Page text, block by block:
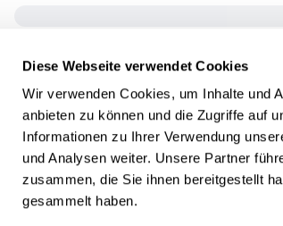
Diese Webseite verwendet Cookies
Wir verwenden Cookies, um Inhalte und
anbieten zu können und die Zugriffe auf
Informationen zu Ihrer Verwendung
und Analysen weiter. Unsere Partner
zusammen, die Sie ihnen bereitgestellt
gesammelt haben.